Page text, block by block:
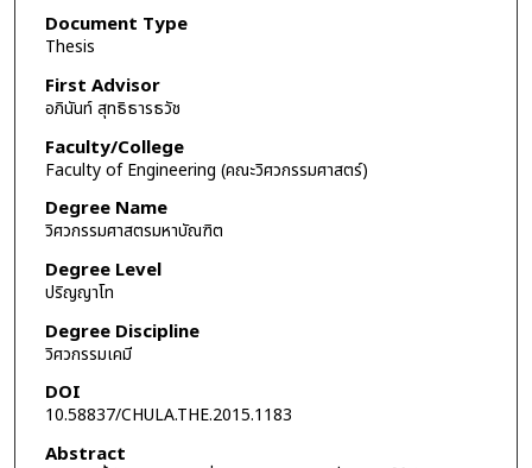
Document Type
Thesis
First Advisor
อภินันท์ สุทธิธารธวัช
Faculty/College
Faculty of Engineering (คณะวิศวกรรมศาสตร์)
Degree Name
วิศวกรรมศาสตรมหาบัณฑิต
Degree Level
ปริญญาโท
Degree Discipline
วิศวกรรมเคมี
DOI
10.58837/CHULA.THE.2015.1183
Abstract